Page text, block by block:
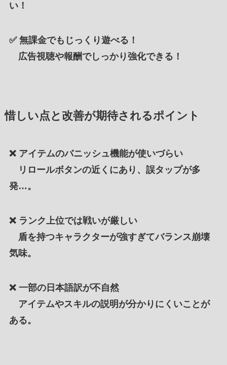
い！
✅ 無課金でもじっくり遊べる！
広告視聴や報酬でしっかり強化できる！
惜しい点と改善が期待されるポイント
❌ アイテムのバニッシュ機能が使いづらい
リロールボタンの近くにあり、誤タップが多
発…。
❌ ランク上位では戦いが厳しい
盾を持つキャラクターが強すぎてバランス崩壊
気味。
❌ 一部の日本語訳が不自然
アイテムやスキルの説明が分かりにくいことが
ある。